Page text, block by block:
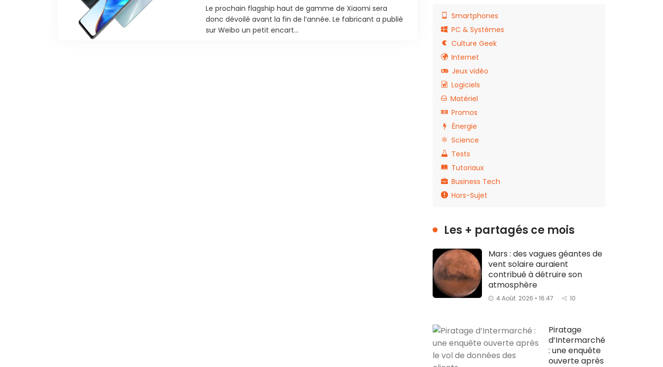
Le prochain flagship haut de gamme de Xiaomi sera
donc dévoilé avant la fin de l’année. Le fabricant a publié
sur Weibo un petit encart...
Smartphones
PC & Systèmes
Culture Geek
Internet
Jeux vidéo
Logiciels
Matériel
Promos
Énergie
Science
Tests
Tutoriaux
Business Tech
Hors-Sujet
Les + partagés ce mois
Mars : des vagues géantes de
vent solaire auraient
contribué à détruire son
atmosphère
4 Août. 2026 • 16:47 10
Piratage
d’Intermarché
: une enquête
ouverte après